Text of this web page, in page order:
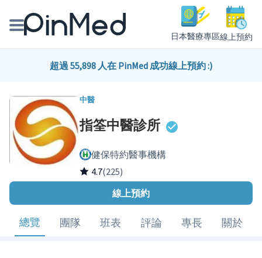
日本醫療專區線上預約
線上預約醫師、院所
醫師專欄專訪
健康主題館
我是醫療人員
超過 55,898 人在 PinMed 成功線上預約 :)
中醫
指筌中醫診所
健保特約醫事機構
4.7(225)
線上預約
總覽 團隊 班表 評論 專長 關於